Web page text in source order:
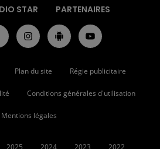
STAR PARTENAIRES
Plan du site Régie publicitaire
Conditions générales d'utilisation
Mentions légales
2025 2024 2023 2022